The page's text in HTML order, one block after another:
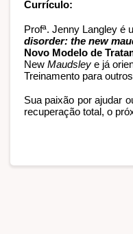
Currículo:
Profª. Jenny Langley é
disorder: the new
Novo Modelo de
New Maudsley e já
Treinamento para
Sua paixão por ajudar
recuperação total, o